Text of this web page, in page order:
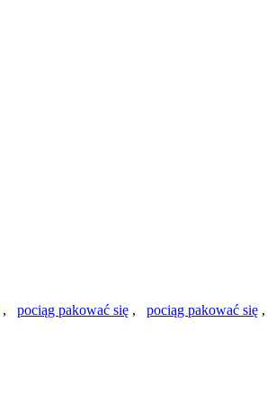
, pociąg pakować się , pociąg pakować się